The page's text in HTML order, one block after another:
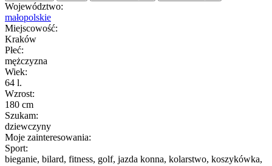
Województwo:
małopolskie
Miejscowość:
Kraków
Płeć:
mężczyzna
Wiek:
64 l.
Wzrost:
180 cm
Szukam:
dziewczyny
Moje zainteresowania:
Sport:
bieganie, bilard, fitness, golf, jazda konna, kolarstwo, koszykówka,